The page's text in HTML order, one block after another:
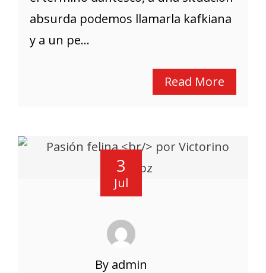
absurda podemos llamarla kafkiana
y a un pe...
Read More
3
Jul
By admin